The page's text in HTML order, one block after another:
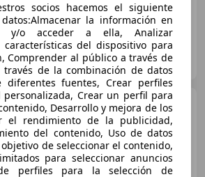
Citroen C41.6HDI Collection
92
socios hacemos el siguiente
la información en
y/o acceder a ella, Analizar
características del dispositivo para
Comprender al público a través de
través de la combinación de datos
diferentes fuentes, Crear perfiles
Crear un perfil para
Desarrollo y mejora de los
el rendimiento de la publicidad,
del contenido, Uso de datos
de seleccionar el contenido,
para seleccionar anuncios
perfiles para la selección de